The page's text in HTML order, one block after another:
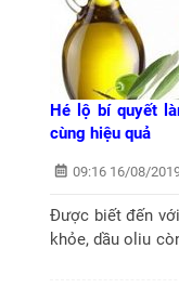
Hé lộ bí quyết
cùng hiệu quả
09:16 16/08/
Được biết đến
khỏe, dầu oliu